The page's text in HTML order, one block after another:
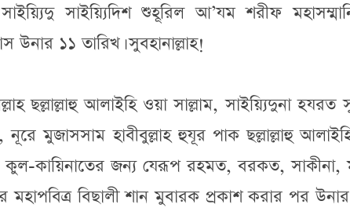
সাইয়্যিদিশ শুহূরিল আ’যম শরীফ
১১ তারিখ। সুবহানাল্লাহ!
ছল্লাল্লাহু আলাইহি ওয়া সাল্লাম, সাইয়্যিদুনা
মুজাসসাম হাবীবুল্লাহ হুযূর পাক ছল্লাল্লাহু
কুল-কায়িনাতের জন্য যেরূপ রহমত, বরকত, সাকীনা,
বিছালী শান মুবারক প্রকাশ করার পর